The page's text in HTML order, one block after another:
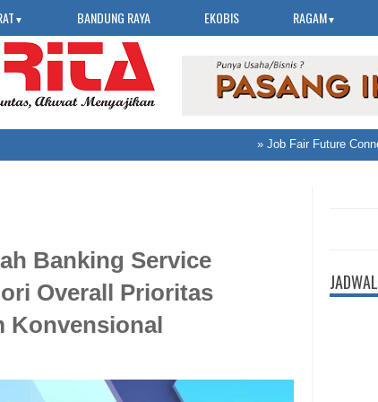
▼ BANDUNG RAYA EKOBIS RAGAM▼
Job Fair Future Connect
Banking Service
Overall Prioritas
Konvensional